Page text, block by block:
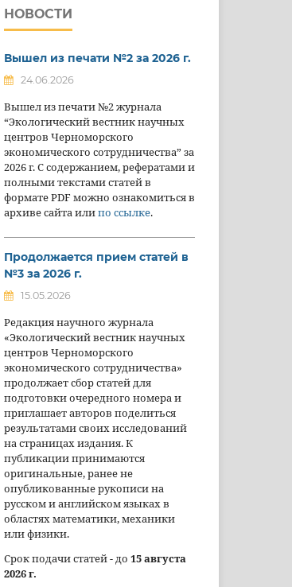
НОВОСТИ
Вышел из печати №2 за 2026 г.
24.06.2026
Вышел из печати №2 журнала
“Экологический вестник научных
центров Черноморского
экономического сотрудничества” за
2026 г. С содержанием, рефератами и
полными текстами статей в
формате PDF можно ознакомиться в
архиве сайта илипо ссылке.
Продолжается прием статей в
№3 за 2026 г.
15.05.2026
Редакция научного журнала
«Экологический вестник научных
центров Черноморского
экономического сотрудничества»
продолжает сбор статей для
подготовки очередного номера и
приглашает авторов поделиться
результатами своих исследований
на страницах издания. К
публикации принимаются
оригинальные, ранее не
опубликованные рукописи на
русском и английском языках в
областях математики, механики
или физики.
Срок подачи статей - до 15 августа
2026 г.